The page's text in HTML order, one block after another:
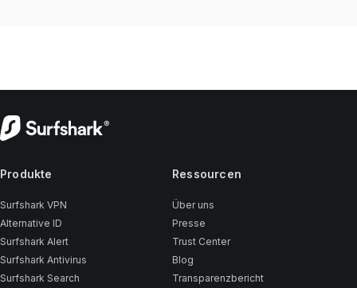
Produkte
Surfshark VPN
Alternative ID
Surfshark Alert
Surfshark Antivirus
Surfshark Search
Ressourcen
Über uns
Presse
Trust Center
Blog
Transparenzbericht